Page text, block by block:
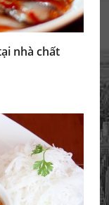
nhà chất